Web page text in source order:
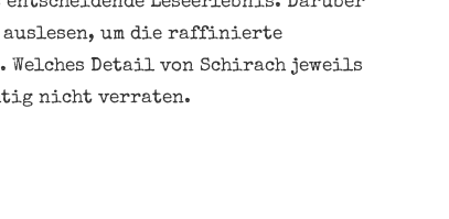
auslesen, um die raffinierte
Detail von Schirach jeweils
nicht verraten.